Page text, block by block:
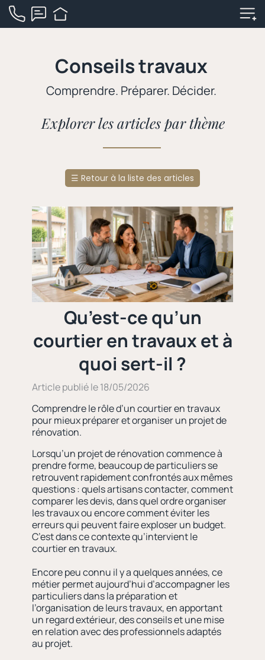
Conseils travaux
Comprendre. Préparer. Décider.
Explorer les articles par thème
☰ Retour à la liste des articles
Qu’est-ce qu’un
courtier en travaux et à
quoi sert-il ?
Article publié le 18/05/2026
Comprendre le rôle d’un courtier en travaux
pour mieux préparer et organiser un projet de
rénovation.
Lorsqu’un projet de rénovation commence à
prendre forme, beaucoup de particuliers se
retrouvent rapidement confrontés aux mêmes
questions : quels artisans contacter, comment
comparer les devis, dans quel ordre organiser
les travaux ou encore comment éviter les
erreurs qui peuvent faire exploser un budget.
C’est dans ce contexte qu’intervient le
courtier en travaux.
Encore peu connu il y a quelques années, ce
métier permet aujourd’hui d’accompagner les
particuliers dans la préparation et
l’organisation de leurs travaux, en apportant
un regard extérieur, des conseils et une mise
en relation avec des professionnels adaptés
au projet.